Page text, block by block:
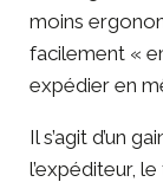
moins
facilement «
expédier en
Il s’agit d’un
l’expéditeur,